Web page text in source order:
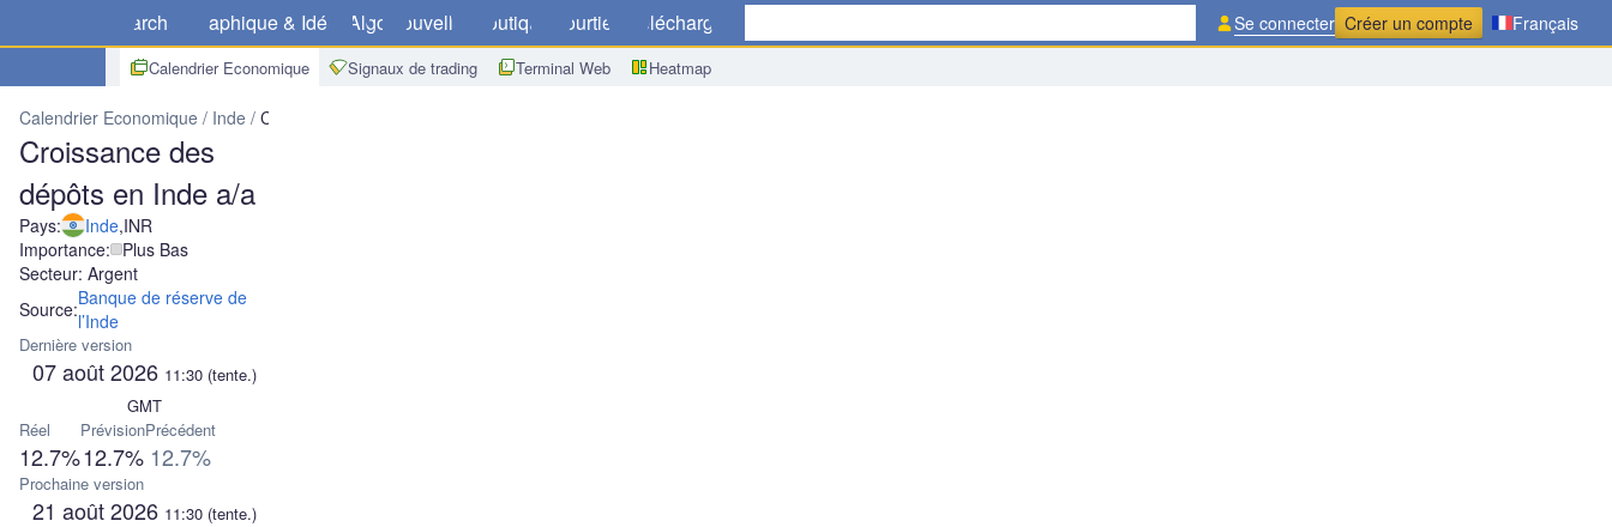
Marchés Graphique & Idées Algo Nouvelles Boutique Courtiers Télécharger
Calendrier Economique Signaux de trading Terminal Web Heatmap
Se connecter Créer un compte Français
Calendrier Economique Inde Croissance des dépôts en Inde a/a
Croissance des
dépôts en Inde a/a
Pays: Inde,INR
Importance: Plus Bas
Secteur: Argent
Source:Banque de réserve de
l’Inde
Dernière version
07 août 2026 11:30 (tente.)
GMT
Réel
12.7%
Prévision
12.7%
Précédent
12.7%
Prochaine version
21 août 2026 11:30 (tente.)